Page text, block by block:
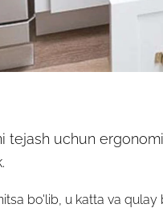
tejash uchun
bo'lib, u katta va